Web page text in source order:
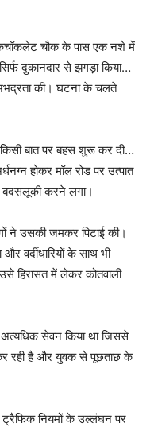
चौक के पास एक नशे में
दुकानदार से झगड़ा किया…
की। घटना के चलते
बात पर बहस शुरू कर दी…
होकर मॉल रोड पर उत्पात
बदसलूकी करने लगा।
ने उसकी जमकर पिटाई की।
वर्दीधारियों के साथ भी
हिरासत में लेकर कोतवाली
सेवन किया था जिससे
रही है और युवक से पूछताछ के
नियमों के उल्लंघन पर